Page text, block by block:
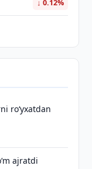
↓ 0.12%
ro‘yxatdan
ajratdi